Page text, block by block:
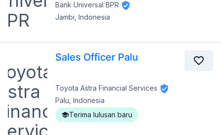
Bank Universal BPR
Jambi, Indonesia
Sales Officer Palu
Toyota Astra Financial Services
Palu, Indonesia
Terima lulusan baru